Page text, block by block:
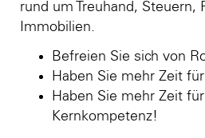
rund um Treuhand, Steuern,
Immobilien.
Befreien Sie sich von
Haben Sie mehr Zeit
Haben Sie mehr Zeit
Kernkompetenz!